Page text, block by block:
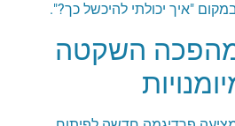
"איך יכולתי להיכשל כך?".
השקטה